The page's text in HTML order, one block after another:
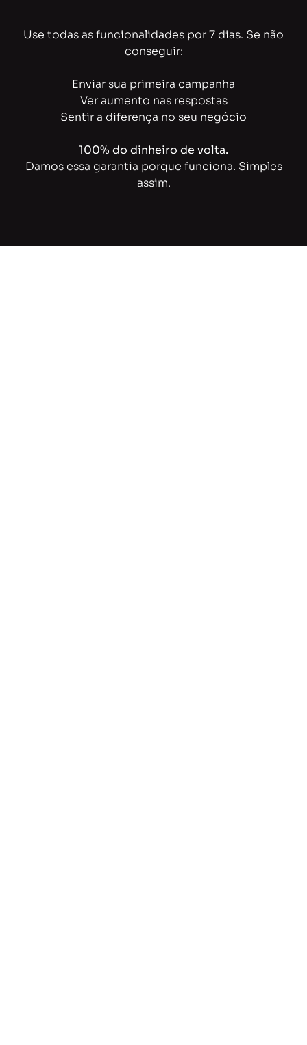
Use todas as funcionalidades por 7 dias. Se não
conseguir:
Enviar sua primeira campanha
Ver aumento nas respostas
Sentir a diferença no seu negócio
100% do dinheiro de volta.
Damos essa garantia porque funciona. Simples
assim.